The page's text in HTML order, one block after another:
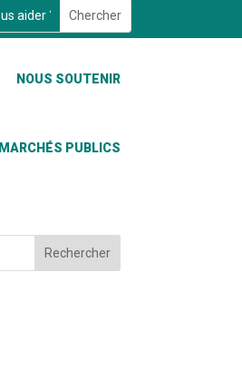
NOUS SOUTENIR
MARCHÉS PUBLICS
Rechercher